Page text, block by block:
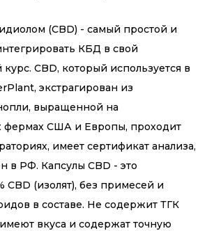
(CBD) - самый простой и
КБД в свой
CBD, который используется в
экстрагирован из
выращенной на
фермах США и Европы, проходит
имеет сертификат анализа,
в РФ. Капсулы CBD - это
(изолят), без примесей и
в составе. Не содержит ТГК
вкуса и содержат точную